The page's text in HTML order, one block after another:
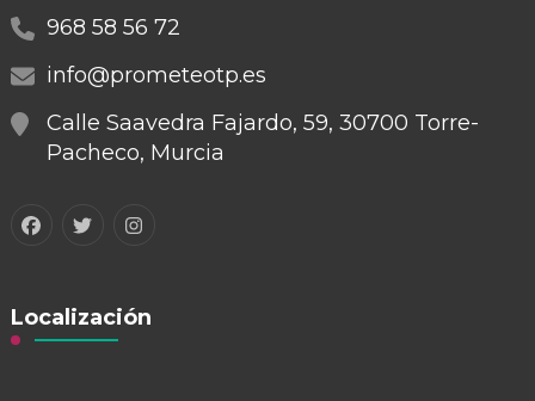
968 58 56 72
info@prometeotp.es
Calle Saavedra Fajardo, 59, 30700 Torre-
Pacheco, Murcia
Localización